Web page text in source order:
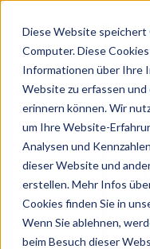
Diese Website speichert
Computer. Diese
Informationen über Ihre
Website zu erfassen und
erinnern können. Wir
um Ihre Website-
Analysen und
dieser Website und
erstellen. Mehr Infos
Cookies finden Sie in
Wenn Sie ablehnen,
beim Besuch dieser